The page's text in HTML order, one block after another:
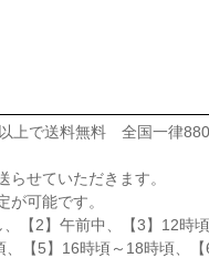
上で送料無料 全国一律880
らせていただきます。
が可能です。
、【2】午前中、【3】12時
、【5】16時頃～18時頃、